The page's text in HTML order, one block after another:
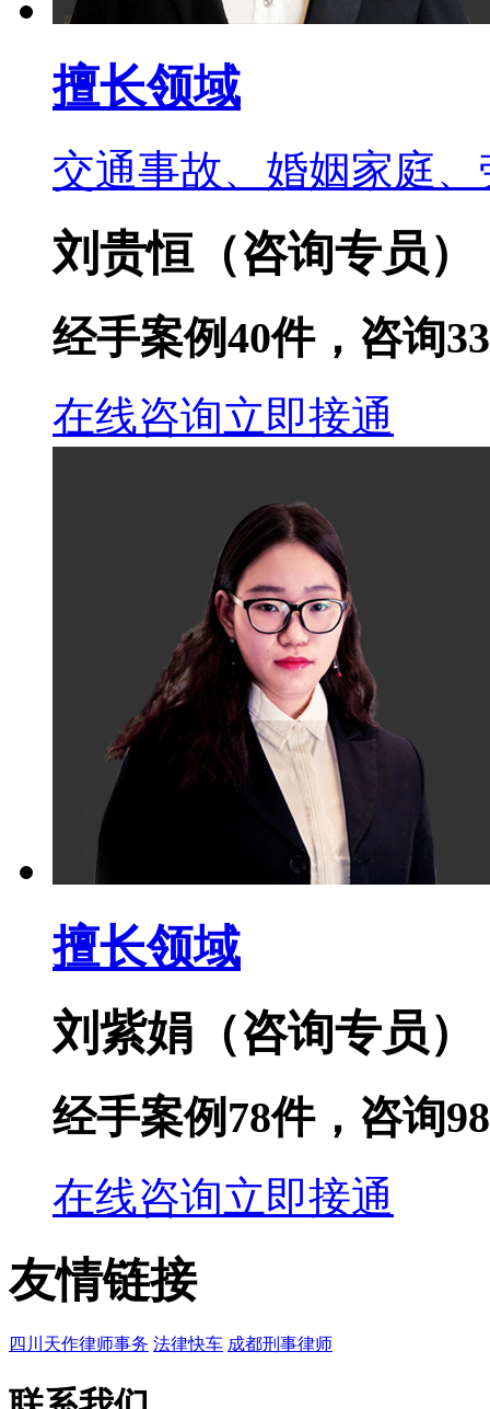
擅长领域
交通事故、婚姻家庭
刘贵恒（咨询专员）
经手案例40件，咨询
在线咨询立即接通
擅长领域
刘紫娟 （咨询专员）
经手案例 78件，咨询
在线咨询立即接通
友情链接
四川天作律师事务 法律快车 成都刑事律师